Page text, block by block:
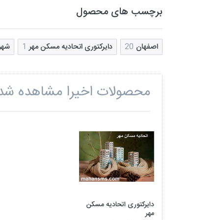
برچسب های محصول
اصفهان 20 دایرکتوری اتحادیه مسکن مهر 1
محصولات اخیرا مشاهده
دایرکتوری اتحادیه مسکن
مهر